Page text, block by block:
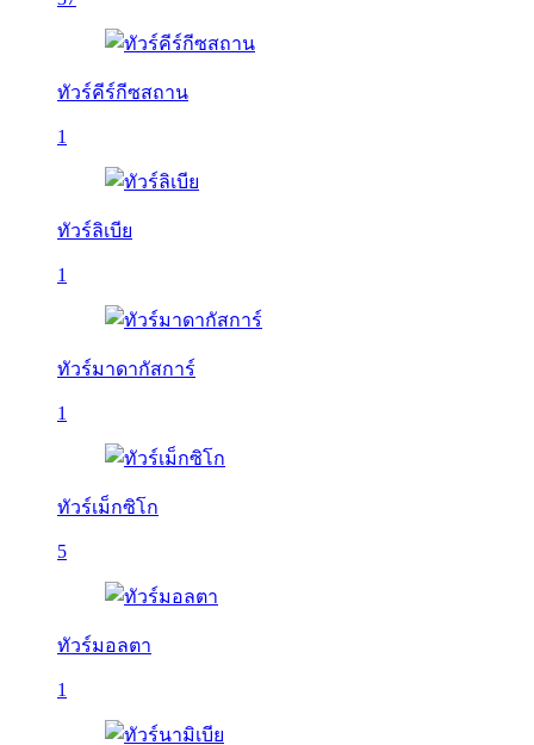
ทัวร์คีร์กีซสถาน
1
ทัวร์ลิเบีย
1
ทัวร์มาดากัสการ์
1
ทัวร์เม็กซิโก
5
ทัวร์มอลตา
1